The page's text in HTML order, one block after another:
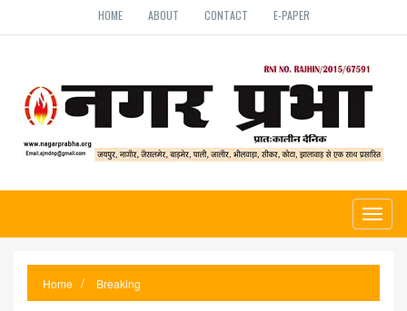
HOME ABOUT CONTACT E-PAPER
Home Breaking